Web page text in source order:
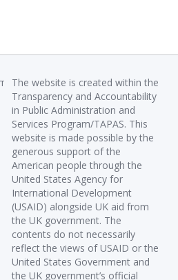
The website is created within the
Transparency and Accountability
in Public Administration and
Services Program/TAPAS. This
website is made possible by the
generous support of the
American people through the
United States Agency for
International Development
(USAID) alongside UK aid from
the UK government. The
contents do not necessarily
reflect the views of USAID or the
United States Government and
the UK government’s official